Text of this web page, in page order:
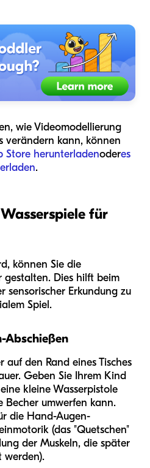
wie Videomodellierung
verändern kann, können
Store herunterladenoderes
.
für
können Sie die
gestalten. Dies hilft beim
sensorischer Erkundung zu
Spiel.
Abschießen
auf den Rand eines Tisches
Geben Sie Ihrem Kind
kleine Wasserpistole
Becher umwerfen kann.
die Hand-Augen-
(das "Quetschen"
der Muskeln, die später
werden).